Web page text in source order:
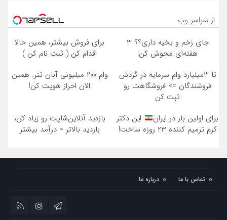
از سراسر وب
جای زخم و بخیه داری؟؟ 3
هفته‌ای محوش کن!
برای فروش بیشتر، همین حالا
اقدام کن ( ثبت نام کن )
تا 3میلیارد وام سرمایه در گردش
فروشندگان => فروشگاهت رو
ثبت کن
وام 200 میلیونی آبان تتر. همین
الان احراز هویت کن!
برای اولین بار در ایران
این دکتر
کرم ترمیم کننده 23 روزه ساخت!
بازدید آنلاین‌شاپت رو زیاد کن،
بازدید بالاتر = درآمد بیشتر
تماس با ما درباره ما